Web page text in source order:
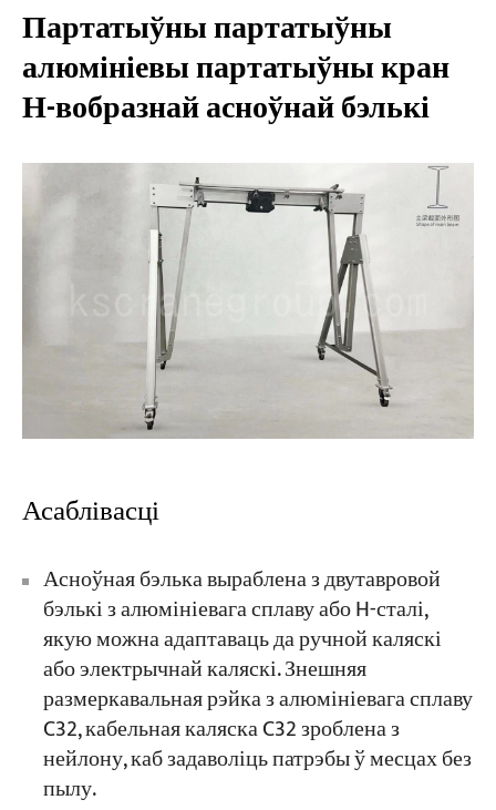
Партатыўны партатыўны
алюмініевы партатыўны кран
Н-вобразнай асноўнай бэлькі
Асаблівасці
Асноўная бэлька выраблена з двутавровой
бэлькі з алюмініевага сплаву або H-сталі,
якую можна адаптаваць да ручной каляскі
або электрычнай каляскі. Знешняя
размеркавальная рэйка з алюмініевага сплаву
C32, кабельная каляска C32 зроблена з
нейлону, каб задаволіць патрэбы ў месцах без
пылу.